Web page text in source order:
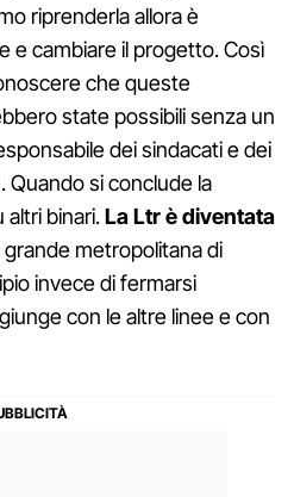
riprenderla allora è
e cambiare il progetto. Così
che queste
state possibili senza un
dei sindacati e dei
si conclude la
altri binari.La Ltr è diventata
grande metropolitana di
invece di fermarsi
con le altre linee e con